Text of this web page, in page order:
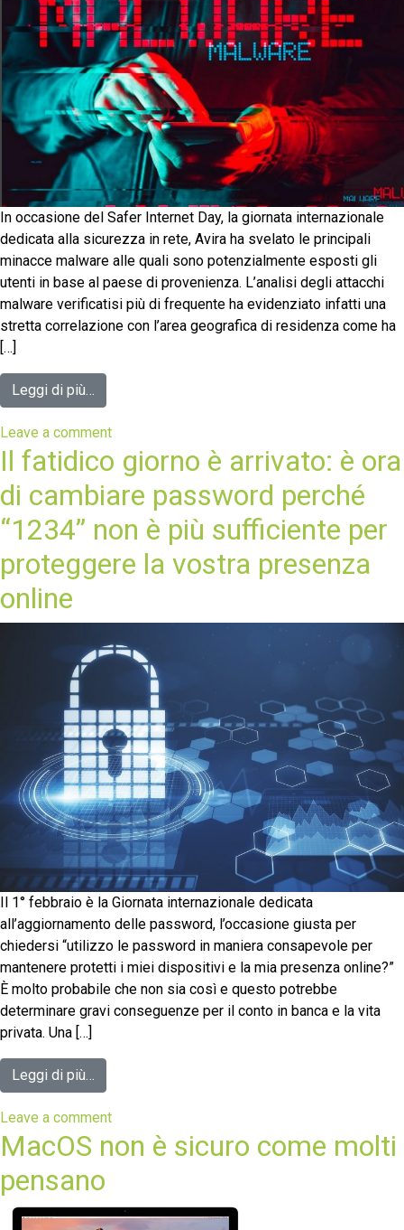
In occasione del Safer Internet Day, la giornata internazionale
dedicata alla sicurezza in rete, Avira ha svelato le principali
minacce malware alle quali sono potenzialmente esposti gli
utenti in base al paese di provenienza. L’analisi degli attacchi
malware verificatisi più di frequente ha evidenziato infatti una
stretta correlazione con l’area geografica di residenza come ha
[…]
Leggi di più…
Leave a comment
Il fatidico giorno è arrivato: è ora
di cambiare password perché
“1234” non è più sufficiente per
proteggere la vostra presenza
online
Il 1° febbraio è la Giornata internazionale dedicata
all’aggiornamento delle password, l’occasione giusta per
chiedersi “utilizzo le password in maniera consapevole per
mantenere protetti i miei dispositivi e la mia presenza online?”
È molto probabile che non sia così e questo potrebbe
determinare gravi conseguenze per il conto in banca e la vita
privata. Una […]
Leggi di più…
Leave a comment
MacOS non è sicuro come molti
pensano